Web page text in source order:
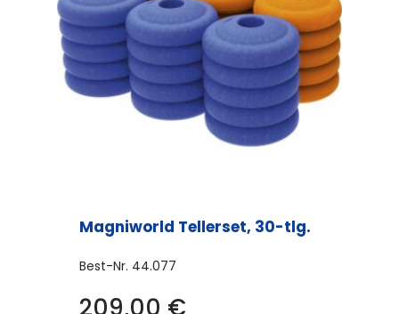
Magniworld Tellerset, 30-tlg.
Best-Nr. 44.077